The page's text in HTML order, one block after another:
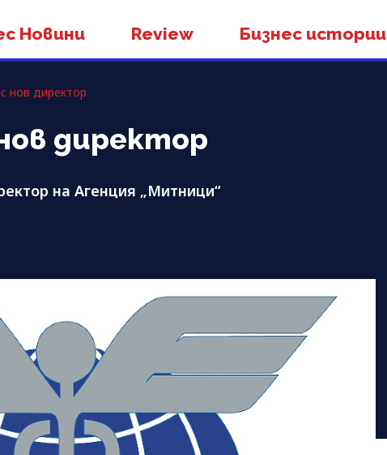
Новини Review Бизнес истории
нов директор
директор
на Агенция „Митници“